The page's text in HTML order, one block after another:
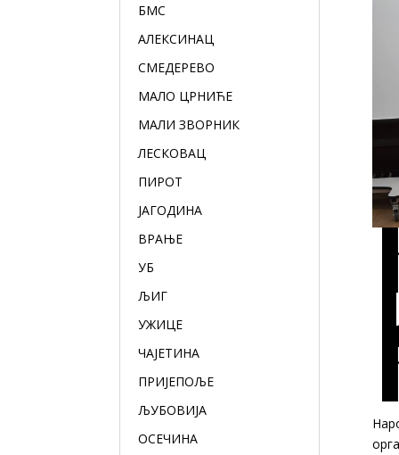
БМС
АЛЕКСИНАЦ
СМЕДЕРЕВО
МАЛО ЦРНИЋЕ
МАЛИ ЗВОРНИК
ЛЕСКОВАЦ
ПИРОТ
ЈАГОДИНА
ВРАЊЕ
УБ
ЉИГ
УЖИЦЕ
ЧАЈЕТИНА
ПРИЈЕПОЉЕ
ЉУБОВИЈА
ОСЕЧИНА